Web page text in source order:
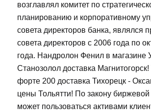
возглавлял комитет по
планированию и корпоративному
совета директоров банка, являлся
совета директоров с 2006 года по
года. Нандролон Фенил в магазине
Станозолол доставка
форте 200 доставка Тихорецк -
цены Тольятти! По закону
может пользоваться активами